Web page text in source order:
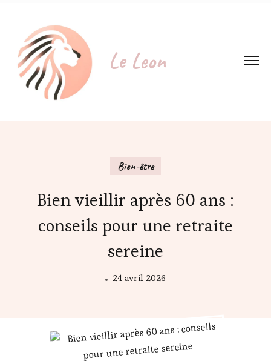
Le Leon
Bien-être
Bien vieillir après 60 ans :
conseils pour une retraite
sereine
24 avril 2026